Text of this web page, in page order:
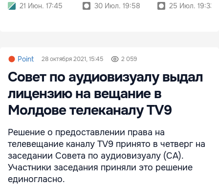
21 Июн. 17:45
30 Июл. 19:58
25 Июл. 19:33
Point 28 октября 2021, 15:45 2 059
Совет по аудиовизуалу выдал
лицензию на вещание в
Молдове телеканалу TV9
Решение о предоставлении права на
телевещание каналу TV9 принято в четверг на
заседании Совета по аудиовизуалу (СА).
Участники заседания приняли это решение
единогласно.